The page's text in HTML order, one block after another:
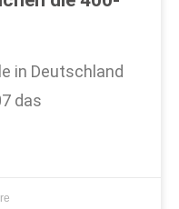
in Deutschland
das